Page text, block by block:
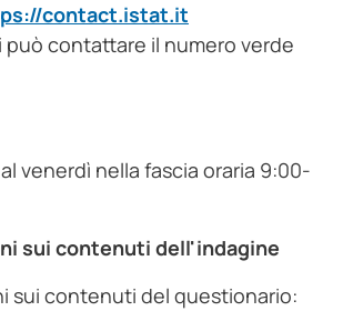
contact.istat.it
può contattare il numero verde
venerdì nella fascia oraria 9:00-
sui contenuti dell'indagine
sui contenuti del questionario: